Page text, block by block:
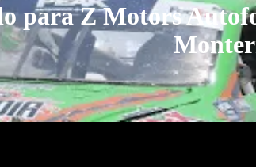
para Z Motors